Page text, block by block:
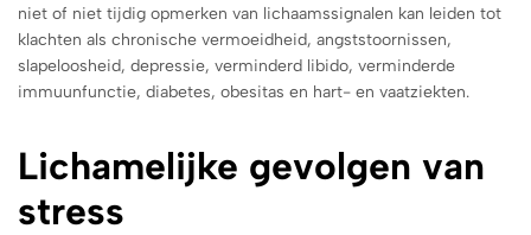
niet of niet tijdig opmerken van lichaamssignalen kan leiden tot
klachten als chronische vermoeidheid, angststoornissen,
slapeloosheid, depressie, verminderd libido, verminderde
immuunfunctie, diabetes, obesitas en hart- en vaatziekten.
Lichamelijke gevolgen van
stress